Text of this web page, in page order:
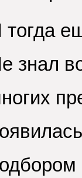
тогда
знал